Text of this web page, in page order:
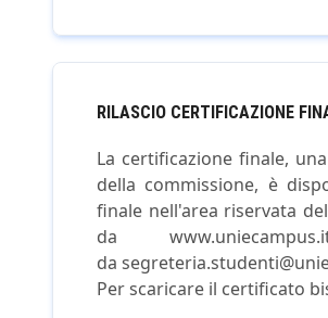
RILASCIO CERTIFICAZIONE
La certificazione finale,
della commissione, è
finale nell'area riservata
da
da
Per scaricare il certificato